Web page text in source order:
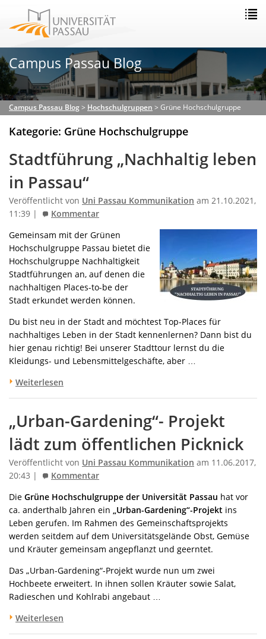
Campus Passau Blog
Campus Passau Blog> Hochschulgruppen > Grüne Hochschulgruppe
Kategorie: Grüne Hochschulgruppe
Stadtführung „Nachhaltig leben
in Passau“
Veröffentlicht von Uni Passau Kommunikation am 21.10.2021,
11:39 |
Kommentar
Gemeinsam mit der Grünen
Hochschulgruppe Passau bietet die
Hochschulgruppe Nachhaltigkeit
Stadtführungen an, auf denen die
nachhaltigen Places-to-be der
Stadt erkundet werden können.
Du bist neu in der Stadt and möchtest Top-Places für
nachhaltiges Leben in der Stadt kennenlernen? Dann bist du
hier genau richtig! Bei unserer Stadttour lernst du die
Kleidungs- und Lebensmittelgeschäfte, aber …
Weiterlesen
„Urban-Gardening“- Projekt
lädt zum öffentlichen Picknick
Veröffentlicht von Uni Passau Kommunikation am 11.06.2017,
20:43 |
Kommentar
Die Grüne Hochschulgruppe der Universität Passau hat vor
ca. anderthalb Jahren ein
„Urban-Gardening“-Projekt ins
Leben gerufen. Im Rahmen des Gemeinschaftsprojekts
werden seitdem auf dem Universitätsgelände Obst, Gemüse
und Kräuter gemeinsam angepflanzt und geerntet.
Das „Urban-Gardening“-Projekt wurde nun um zwei
Hochbeete erweitert. In ihnen sollen Kräuter sowie Salat,
Radieschen und Kohlrabi angebaut …
Weiterlesen